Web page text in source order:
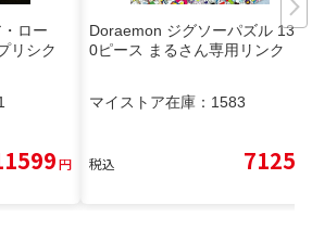
ロー
リシク
円
Doraemon ジグソーパズル 135
0ピース まるさん専用リンク
マイストア在庫： 1583
税込 7125